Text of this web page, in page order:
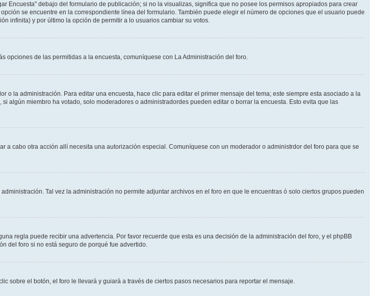
Encuesta" debajo del formulario de publicación; si no la visualizas, significa que no posee los permisos apropiados para crear
se encuentre en la correspondiente línea del formulario. También puede elegir el número de opciones que el usuario puede
infinita) y por último la opción de permitir a lo usuarios cambiar su votos.
opciones de las permitidas a la encuesta, comuníquese con La Administración del foro.
la administración. Para editar una encuesta, hace clic para editar el primer mensaje del tema; este siempre esta asociado a la
algún miembro ha votado, solo moderadores o administradordes pueden editar o borrar la encuesta. Esto evita que las
cabo otra acción allí necesita una autorización especial. Comuníquese con un moderador o administrdor del foro para que se
Tal vez la administración no permite adjuntar archivos en el foro en que le encuentras ó solo ciertos grupos pueden
regla puede recibir una advertencia. Por favor recuerde que esta es una decisión de la administración del foro, y el phpBB
del foro si no está seguro de porqué fue advertido.
sobre el botón, el foro le llevará y guiará a través de ciertos pasos necesarios para reportar el mensaje.